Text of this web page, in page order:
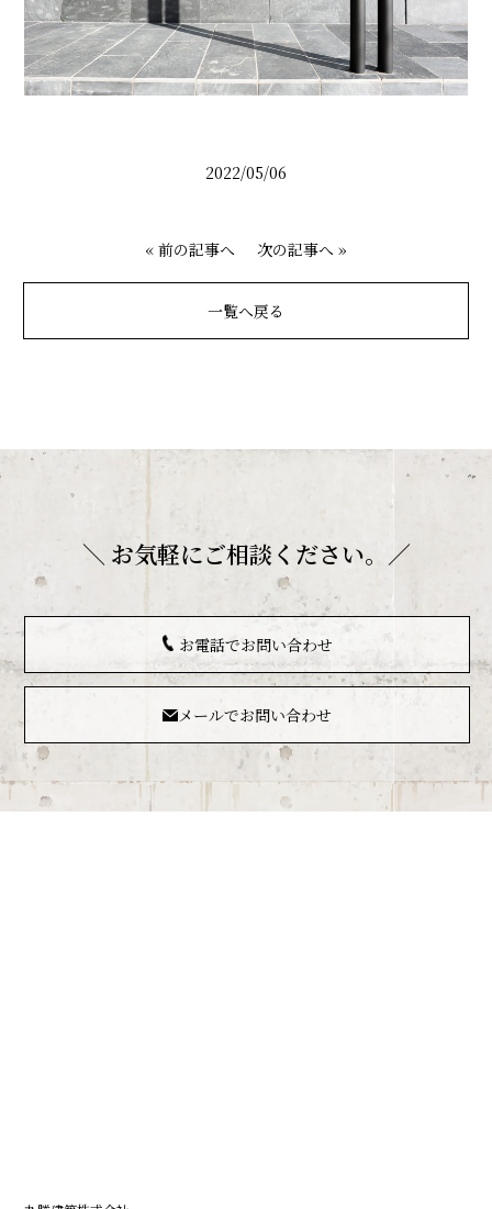
トップ
お知らせ
暮らしごこち
アクセス
お問い合わせ
2022/05/06
« 前の記事へ 次の記事へ »
一覧へ戻る
＼ お気軽にご相談ください。／
お電話でお問い合わせ
メールでお問い合わせ